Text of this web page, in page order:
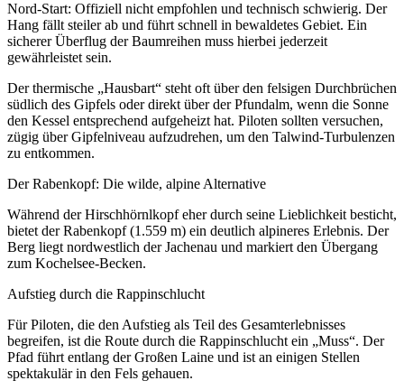
Nord-Start: Offiziell nicht empfohlen und technisch schwierig. Der
Hang fällt steiler ab und führt schnell in bewaldetes Gebiet. Ein
sicherer Überflug der Baumreihen muss hierbei jederzeit
gewährleistet sein.
Der thermische „Hausbart“ steht oft über den felsigen Durchbrüchen
südlich des Gipfels oder direkt über der Pfundalm, wenn die Sonne
den Kessel entsprechend aufgeheizt hat. Piloten sollten versuchen,
zügig über Gipfelniveau aufzudrehen, um den Talwind-Turbulenzen
zu entkommen.
Der Rabenkopf: Die wilde, alpine Alternative
Während der Hirschhörnlkopf eher durch seine Lieblichkeit besticht,
bietet der Rabenkopf (1.559 m) ein deutlich alpineres Erlebnis. Der
Berg liegt nordwestlich der Jachenau und markiert den Übergang
zum Kochelsee-Becken.
Aufstieg durch die Rappinschlucht
Für Piloten, die den Aufstieg als Teil des Gesamterlebnisses
begreifen, ist die Route durch die Rappinschlucht ein „Muss“. Der
Pfad führt entlang der Großen Laine und ist an einigen Stellen
spektakulär in den Fels gehauen.